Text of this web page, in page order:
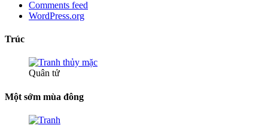
Comments feed
WordPress.org
Trúc
Quân tử
Một sớm mùa đông